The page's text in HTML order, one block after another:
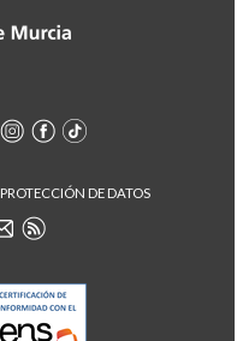
PROTECCIÓN DE DATOS